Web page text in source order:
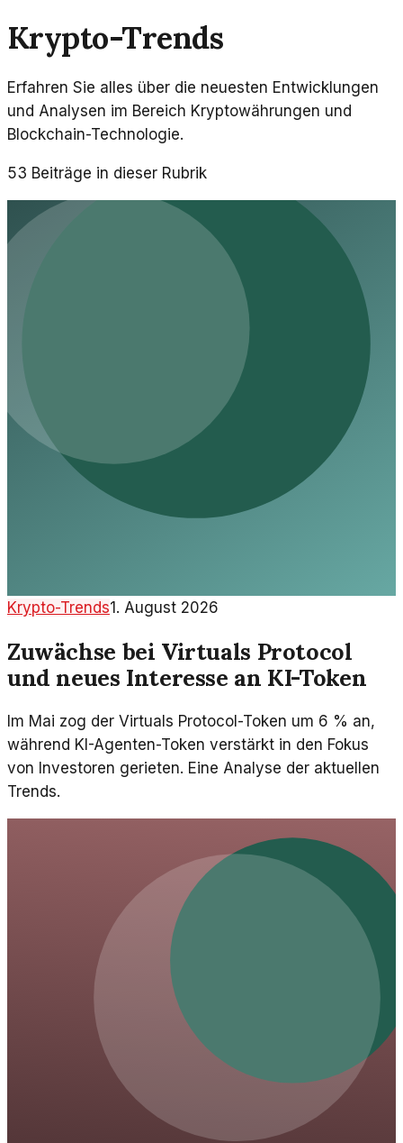
Krypto-Trends
Erfahren Sie alles über die neuesten Entwicklungen
und Analysen im Bereich Kryptowährungen und
Blockchain-Technologie.
53 Beiträge in dieser Rubrik
Krypto-Trends1. August 2026
Zuwächse bei Virtuals Protocol
und neues Interesse an KI-Token
Im Mai zog der Virtuals Protocol-Token um 6 % an,
während KI-Agenten-Token verstärkt in den Fokus
von Investoren gerieten. Eine Analyse der aktuellen
Trends.